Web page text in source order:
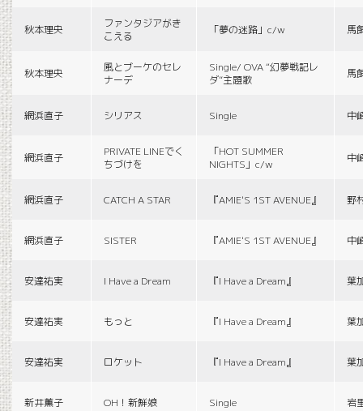
秋本理央
ファンタジアがき
こえる
「夢の迷路」c/w 馬
秋本理央
風とブーケのセレ
ナーデ
Single/ OVA “幻夢戦記レ
ダ”主題歌
馬
網浜直子 シリアス Single 中
網浜直子
PRIVATE LINEでく
ちづけを
「HOT SUMMER
NIGHTS」c/w
中
網浜直子 CATCH A STAR 『AMIE'S 1ST AVENUE』 野
網浜直子 SISTER 『AMIE'S 1ST AVENUE』 中
安達祐実 I Have a Dream 『I Have a Dream』 葉
安達祐実 もっと 『I Have a Dream』 葉
安達祐実 ロケット 『I Have a Dream』 葉
新井薫子 OH！新鮮娘 Single 岩